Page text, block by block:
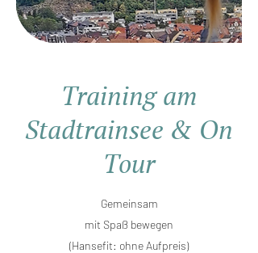
Training am
Stadtrainsee & On
Tour
Gemeinsam
mit Spaß bewegen
(Hansefit: ohne Aufpreis)